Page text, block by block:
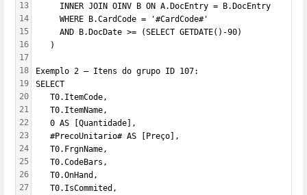
13
14
15
16
17
18
19
20
21
22
23
24
25
26
27
     INNER JOIN OINV B ON A.DocEntry = B.DocEntry
     WHERE B.CardCode = '#CardCode#'
     AND B.DocDate >= (SELECT GETDATE()-90)
   )
Exemplo 2 – Itens do grupo ID 107:
SELECT
   T0.ItemCode,
   T0.ItemName,
   0 AS [Quantidade],
   #PrecoUnitario# AS [Preço],
   T0.FrgnName,
   T0.CodeBars,
   T0.OnHand,
   T0.IsCommited,